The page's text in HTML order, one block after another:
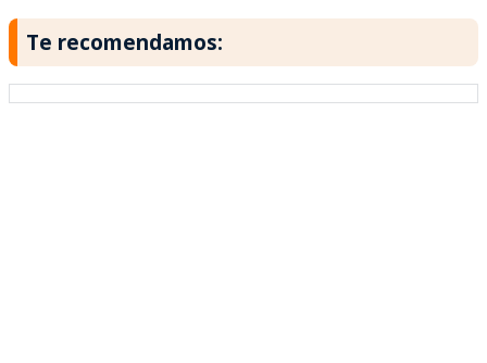
Te recomendamos: